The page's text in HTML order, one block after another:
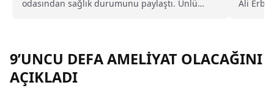
odasından sağlık durumunu paylaştı. Ünlü
Ali
9’UNCU DEFA AMELİYAT OLACAĞINI
AÇIKLADI